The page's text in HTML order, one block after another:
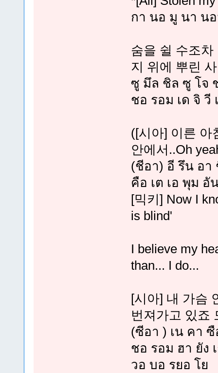
กา นอ มู นา น
숨을 쉴 수조
지 위에 뿌린
ซู มึล ชิล ซู โจ
ชอ รอม เด จิ วี
([시아] 이른 아
안에서..Oh
(ชีอา) อี รึน อา
คือ เต เอ พุม อั
[믹키] Now I
is blind'
I believe my
than... I do...
[시아] 내 가슴
번져가고 있죠
(ซีอา ) เน คา
ชอ รอม ฮา ยัง
วอ บอ รยอ โย